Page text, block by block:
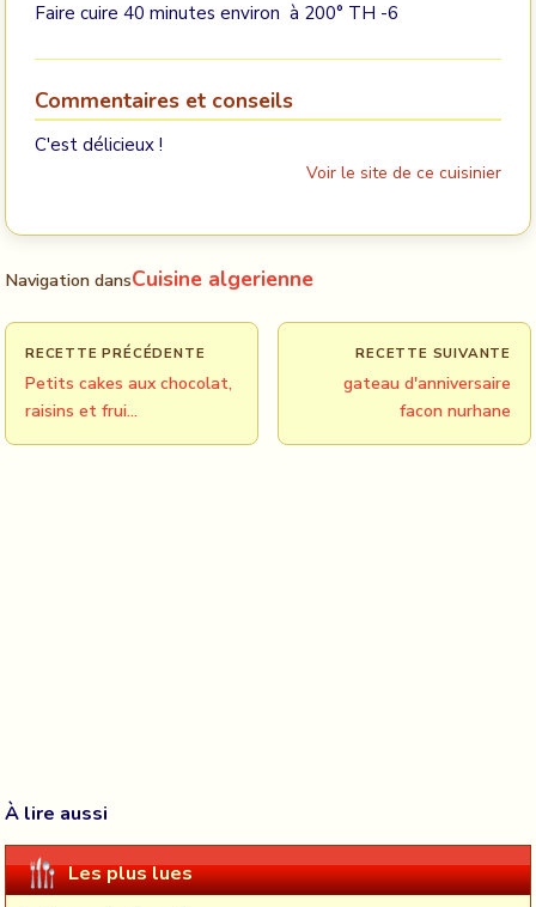
Faire cuire 40 minutes environ à 200° TH -6
Commentaires et conseils
C'est délicieux !
Voir le site de ce cuisinier
Navigation dansCuisine algerienne
RECETTE PRÉCÉDENTE
Petits cakes aux chocolat,
raisins et frui…
RECETTE SUIVANTE
gateau d'anniversaire
facon nurhane
À lire aussi
Les plus lues